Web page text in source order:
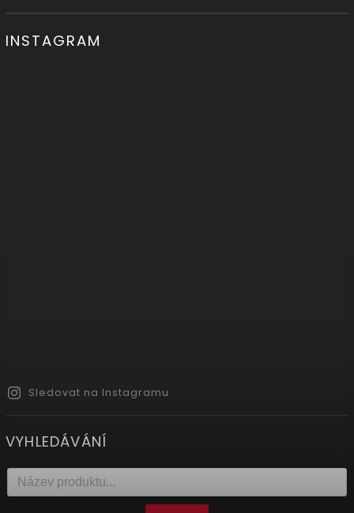
INSTAGRAM
Sledovat na Instagramu
VYHLEDÁVÁNÍ